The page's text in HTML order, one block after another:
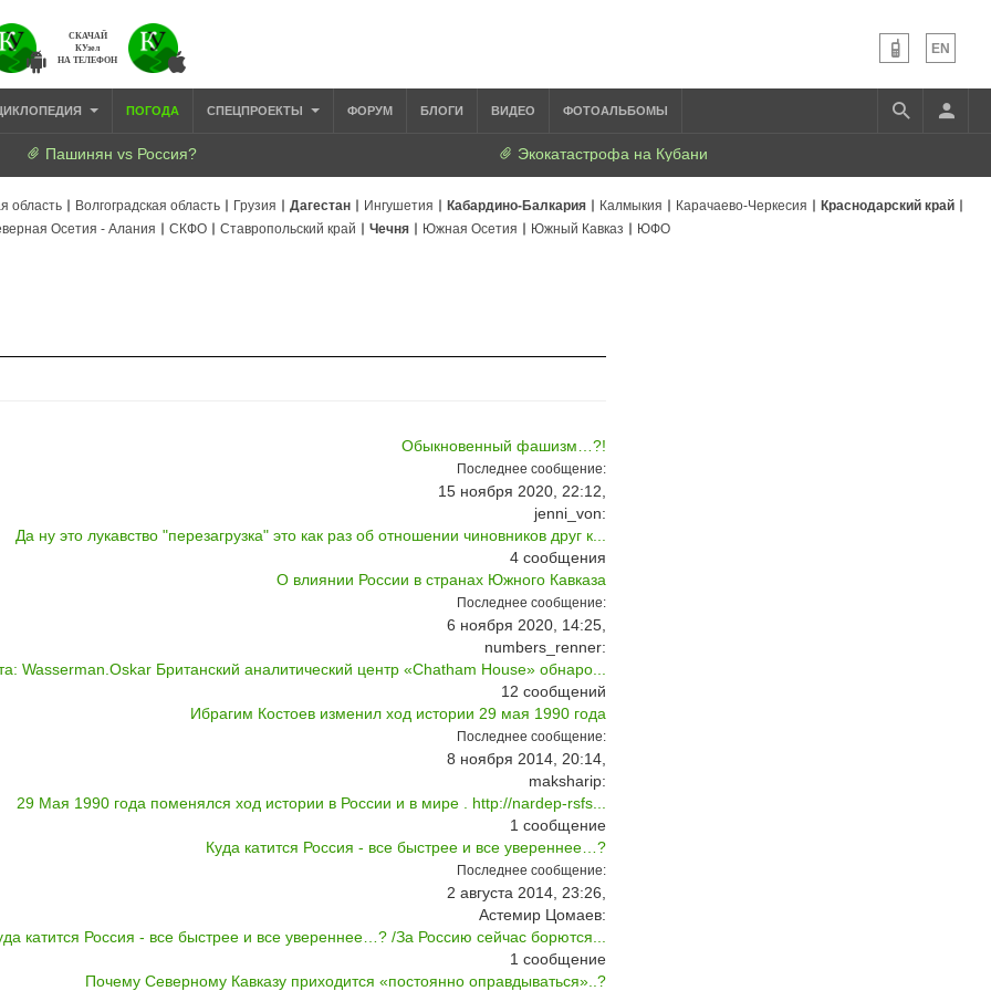
СКАЧАЙ
КУзел
НА ТЕЛЕФОН
EN
ПОГОДА СПЕЦПРОЕКТЫ ФОРУМ БЛОГИ ВИДЕО ФОТОАЛЬБОМЫ
Пашинян vs Россия? Экокатастрофа на Кубани
область Волгоградская область Грузия Дагестан Ингушетия Кабардино-Балкария Калмыкия Карачаево-Черкесия
Краснодарский край
Осетия - Алания СКФО Ставропольский край Чечня Южная Осетия Южный Кавказ ЮФО
Обыкновенный фашизм…?!
Последнее сообщение:
15 ноября 2020, 22:12,
jenni_von:
Да ну это лукавство "перезагрузка" это как раз об отношении чиновников друг к...
4сообщения
О влиянии России в странах Южного Кавказа
Последнее сообщение:
6 ноября 2020, 14:25,
numbers_renner:
Wasserman.Oskar Британский аналитический центр «Chatham House» обнаро...
12сообщений
Ибрагим Костоев изменил ход истории 29 мая 1990 года
Последнее сообщение:
8 ноября 2014, 20:14,
maksharip:
29 Мая 1990 года поменялся ход истории в России и в мире . http://nardep-rsfs...
1сообщение
Куда катится Россия - все быстрее и все увереннее…?
Последнее сообщение:
2 августа 2014, 23:26,
Астемир Цомаев:
катится Россия - все быстрее и все увереннее…? /За Россию сейчас борются...
1сообщение
Почему Северному Кавказу приходится «постоянно оправдываться»..?